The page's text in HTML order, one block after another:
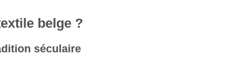
belge ?
séculaire